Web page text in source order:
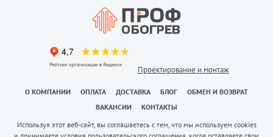
Проектирование и монтаж
О КОМПАНИИ ОПЛАТА ДОСТАВКА БЛОГ
ОБМЕН И ВОЗВРАТ
ВАКАНСИИ
КОНТАКТЫ
Используя этот веб-сайт, вы соглашаетесь с тем, что мы используем cookies